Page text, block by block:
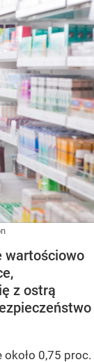
wartościowo
z ostrą
0,75 proc.